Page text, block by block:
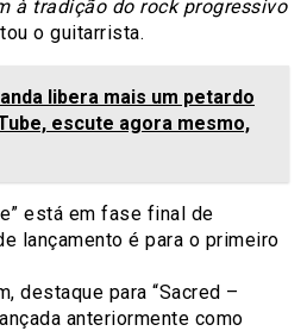
à tradição do rock progressivo
o guitarrista.
libera mais um petardo
escute agora mesmo,
está em fase final de
lançamento é para o primeiro
destaque para “Sacred –
anteriormente como